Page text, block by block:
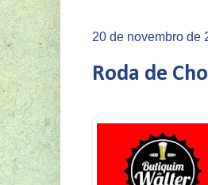
20 de novembro de
Roda de